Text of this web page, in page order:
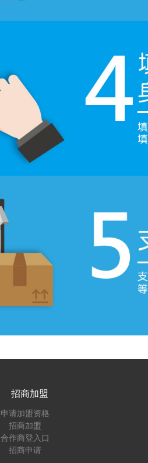
招商加盟
申请加盟资格
招商加盟
合作商登入口
招商申请